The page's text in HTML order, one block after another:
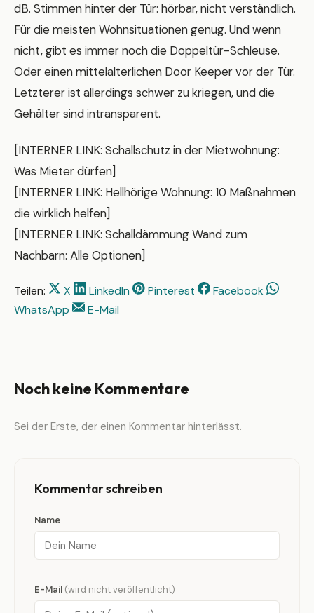
dB. Stimmen hinter der Tür: hörbar, nicht verständlich.
Für die meisten Wohnsituationen genug. Und wenn
nicht, gibt es immer noch die Doppeltür-Schleuse.
Oder einen mittelalterlichen Door Keeper vor der Tür.
Letzterer ist allerdings schwer zu kriegen, und die
Gehälter sind intransparent.
[INTERNER LINK: Schallschutz in der Mietwohnung:
Was Mieter dürfen]
[INTERNER LINK: Hellhörige Wohnung: 10 Maßnahmen
die wirklich helfen]
[INTERNER LINK: Schalldämmung Wand zum
Nachbarn: Alle Optionen]
Teilen: X LinkedIn Pinterest
Facebook
WhatsApp
E-Mail
Noch keine Kommentare
Sei der Erste, der einen Kommentar hinterlässt.
Kommentar schreiben
Name
E-Mail (wird nicht veröffentlicht)